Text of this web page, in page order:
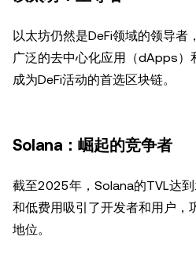
以太坊仍然是DeFi领域的领导
广泛的去中心化应用（dApps）
成为DeFi活动的首选区块链。
Solana：崛起的竞争者
截至2025年，Solana的TVL达
和低费用吸引了开发者和用户，
地位。